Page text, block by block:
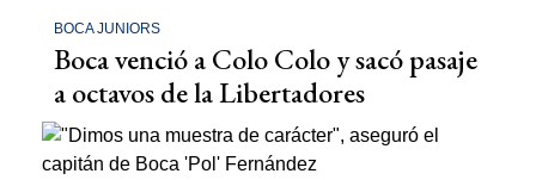
BOCA JUNIORS
Boca venció a Colo Colo y sacó pasaje
a octavos de la Libertadores